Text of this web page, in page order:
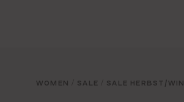
WOMEN SALE SALE HERBST/